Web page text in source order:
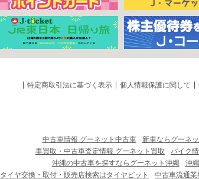
特定商取引法に基づく表示 個人情報保護に関して
中古車情報 グーネット中古車 新車ならグーネ
車買取・中古車査定情報 グーネット買取
バイク
沖縄の中古車を探すならグーネット沖縄
沖
タイヤ交換・取付・販売店検索はタイヤピット
中古車流通